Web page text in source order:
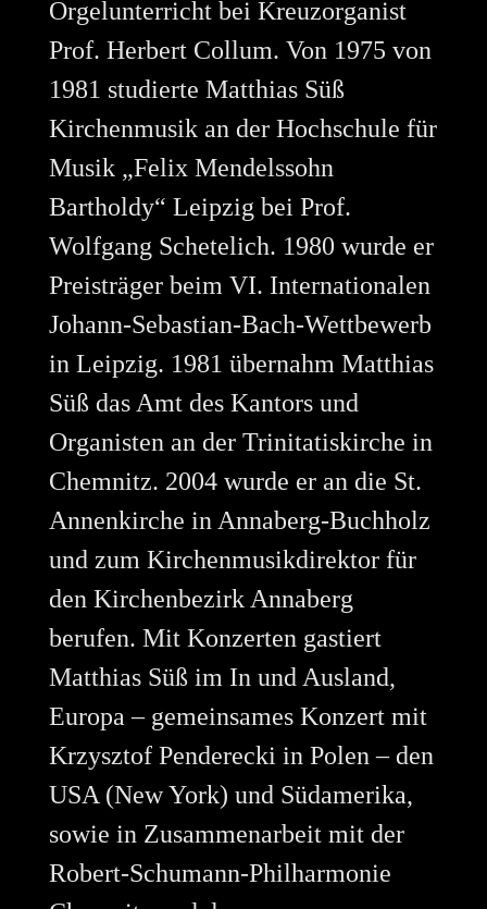
Orgelunterricht bei Kreuzorganist
Prof. Herbert Collum. Von 1975 von
1981 studierte Matthias Süß
Kirchenmusik an der Hochschule für
Musik „Felix Mendelssohn
Bartholdy“ Leipzig bei Prof.
Wolfgang Schetelich. 1980 wurde er
Preisträger beim VI. Internationalen
Johann-Sebastian-Bach-Wettbewerb
in Leipzig. 1981 übernahm Matthias
Süß das Amt des Kantors und
Organisten an der Trinitatiskirche in
Chemnitz. 2004 wurde er an die St.
Annenkirche in Annaberg-Buchholz
und zum Kirchenmusikdirektor für
den Kirchenbezirk Annaberg
berufen. Mit Konzerten gastiert
Matthias Süß im In und Ausland,
Europa – gemeinsames Konzert mit
Krzysztof Penderecki in Polen – den
USA (New York) und Südamerika,
sowie in Zusammenarbeit mit der
Robert-Schumann-Philharmonie